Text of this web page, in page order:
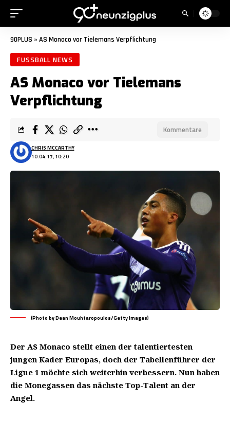
90PLUS » AS Monaco vor Tielemans Verpflichtung
FUSSBALL NEWS
AS Monaco vor Tielemans
Verpflichtung
10.04.17, 10:20
CHRIS MCCARTHY
Kommentare
(Photo by Dean Mouhtaropoulos/Getty Images)
Der AS Monaco stellt einen der talentiertesten
jungen Kader Europas, doch der Tabellenführer der
Ligue 1 möchte sich weiterhin verbessern. Nun haben
die Monegassen das nächste Top-Talent an der
Angel.